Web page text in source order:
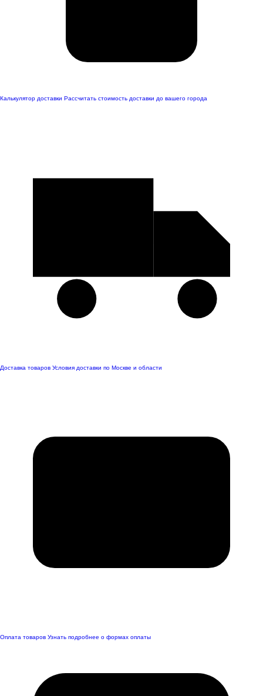
Калькулятор доставки Рассчитать стоимость доставки до вашего города
Доставка товаров Условия доставки по Москве и области
Оплата товаров Узнать подробнее о формах оплаты